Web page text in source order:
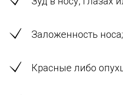
Заложенность носа;
Красные либо